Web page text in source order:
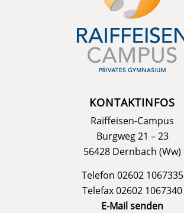
KONTAKTINFOS
Raiffeisen-Campus
Burgweg 21 – 23
56428 Dernbach (Ww)
Telefon 02602 1067335
Telefax 02602 1067340
E-Mail senden